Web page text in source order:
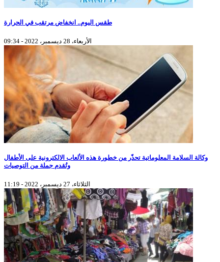
طقس اليوم.. انخفاض مرتقب في الحرارة
الأربعاء، 28 ديسمبر، 2022 - 09:34
وكالة السلامة المعلوماتية تحذّر من خطورة هذه الألعاب الالكترونية على الأطفال
وتُقدم جملة من التوصيات
الثلاثاء، 27 ديسمبر، 2022 - 11:19